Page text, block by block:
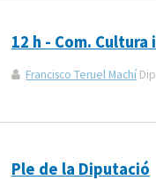
12 h - Com.
Francisco Teruel Machí
Ple de la Diputació